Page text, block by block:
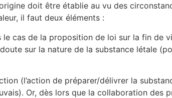
doit être établie au vu des
il faut deux éléments :
cas de la proposition de loi sur la fin de
sur la nature de la substance létale
(l’action de préparer/délivrer la
Or, dès lors que la collaboration des